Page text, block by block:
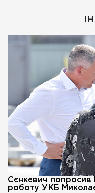
Сєнкевич попросив
роботу УКБ